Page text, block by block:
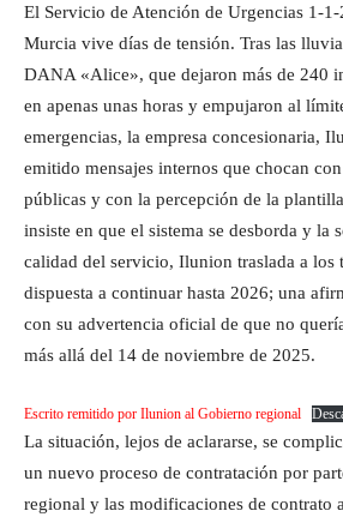
El Servicio de Atención de Urgencias
Murcia vive días de tensión. Tras las
DANA «Alice», que dejaron más de 240
en apenas unas horas y empujaron al
emergencias, la empresa concesionaria,
emitido mensajes internos que chocan
públicas y con la percepción de la
insiste en que el sistema se desborda y la
calidad del servicio, Ilunion traslada a los
dispuesta a continuar hasta 2026; una
con su advertencia oficial de que no
más allá del 14 de noviembre de 2025.
Escrito remitido por Ilunion al Gobierno regional
La situación, lejos de aclararse, se
un nuevo proceso de contratación por
regional y las modificaciones de contrato